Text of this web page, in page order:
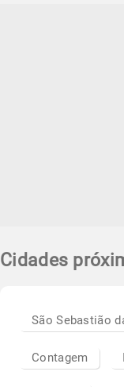
Cidades
São Sebastião
Contagem